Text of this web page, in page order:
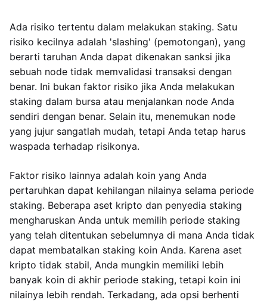
Ada risiko tertentu dalam melakukan staking. Satu
risiko kecilnya adalah 'slashing' (pemotongan), yang
berarti taruhan Anda dapat dikenakan sanksi jika
sebuah node tidak memvalidasi transaksi dengan
benar. Ini bukan faktor risiko jika Anda melakukan
staking dalam bursa atau menjalankan node Anda
sendiri dengan benar. Selain itu, menemukan node
yang jujur sangatlah mudah, tetapi Anda tetap harus
waspada terhadap risikonya.
Faktor risiko lainnya adalah koin yang Anda
pertaruhkan dapat kehilangan nilainya selama periode
staking. Beberapa aset kripto dan penyedia staking
mengharuskan Anda untuk memilih periode staking
yang telah ditentukan sebelumnya di mana Anda tidak
dapat membatalkan staking koin Anda. Karena aset
kripto tidak stabil, Anda mungkin memiliki lebih
banyak koin di akhir periode staking, tetapi koin ini
nilainya lebih rendah. Terkadang, ada opsi berhenti